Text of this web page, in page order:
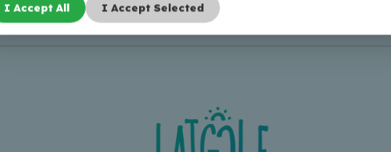
I Accept All I Accept Selected